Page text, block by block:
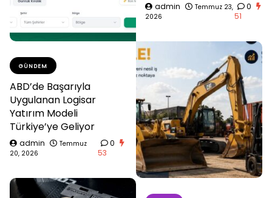
admin
Temmuz 23,
2026
0
51
GÜNDEM
ABD’de Başarıyla
Uygulanan Logisar
Yatırım Modeli
Türkiye’ye Geliyor
admin
Temmuz
20, 2026
0
53